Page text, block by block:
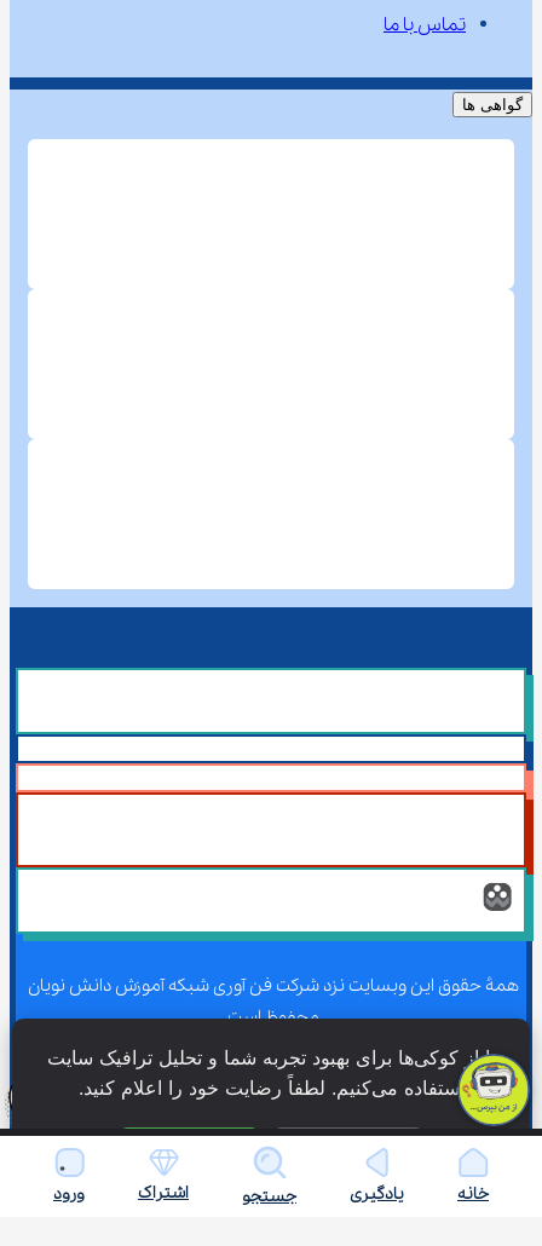
تماس با ما
گواهی ها
همۀ حقوق این وبسایت نزد شرکت فن آوری شبکه آموزش دانش نویان
محفوظ است.
همۀ حقوق این وبسایت نزد شرکت فن آوری شبکه آموزش دانش نویان
محفوظ است.
خانه یادگیری جستجو اشتراک ورود
ما از کوکی‌ها برای بهبود تجربه شما و تحلیل ترافیک سایت
استفاده می‌کنیم. لطفاً رضایت خود را اعلام کنید.
فقط ضروری پذیرش همه